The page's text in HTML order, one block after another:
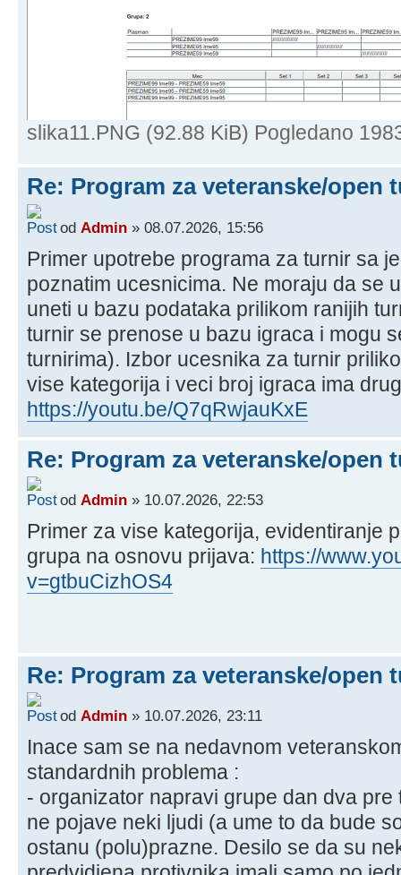
slika11.PNG (92.88 KiB) Pogledano
Re: Program za veteranske/open
od Admin » 08.07.2026, 15:56
Primer upotrebe programa za turnir sa
poznatim ucesnicima. Ne moraju da se
uneti u bazu podataka prilikom ranijih
turnir se prenose u bazu igraca i mogu
turnirima). Izbor ucesnika za turnir
vise kategorija i veci broj igraca ima
https://youtu.be/Q7qRwjauKxE
Re: Program za veteranske/open
od Admin » 10.07.2026, 22:53
Primer za vise kategorija, evidentiranje
grupa na osnovu prijava: https://
v=gtbuCizhOS4
Re: Program za veteranske/open
od Admin » 10.07.2026, 23:11
Inace sam se na nedavnom
standardnih problema :
- organizator napravi grupe dan dva
ne pojave neki ljudi (a ume to da bude
ostanu (polu)prazne. Desilo se da su